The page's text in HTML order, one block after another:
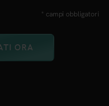
* campi obbligatori